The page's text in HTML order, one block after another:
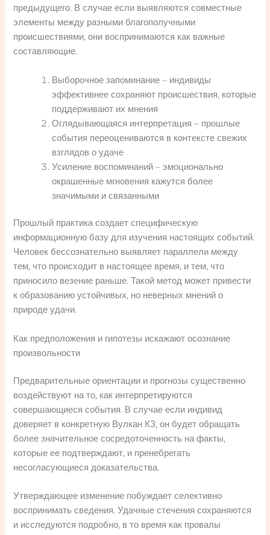
предыдущего. В случае если выявляются совместные
элементы между разными благополучными
происшествиями, они воспринимаются как важные
составляющие.
Выборочное запоминание – индивиды
эффективнее сохраняют происшествия, которые
поддерживают их мнения
Оглядывающаяся интерпретация – прошлые
события переоцениваются в контексте свежих
взглядов о удаче
Усиление воспоминаний – эмоционально
окрашенные мгновения кажутся более
значимыми и связанными
Прошлый практика создает специфическую
информационную базу для изучения настоящих событий.
Человек бессознательно выявляет параллели между
тем, что происходит в настоящее время, и тем, что
приносило везение раньше. Такой метод может привести
к образованию устойчивых, но неверных мнений о
природе удачи.
Как предположения и гипотезы искажают осознание
произвольности
Предварительные ориентации и прогнозы существенно
воздействуют на то, как интерпретируются
совершающиеся события. В случае если индивид
доверяет в конкретную Вулкан КЗ, он будет обращать
более значительное сосредоточенность на факты,
которые ее подтверждают, и пренебрегать
несогласующиеся доказательства.
Утверждающее изменение побуждает селективно
воспринимать сведения. Удачные стечения сохраняются
и исследуются подробно, в то время как провалы